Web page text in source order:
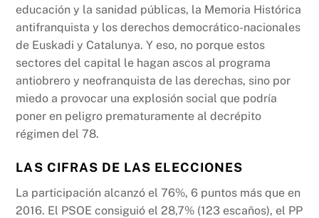
educación y la sanidad públicas, la Memoria Histórica
antifranquista y los derechos democrático-nacionales
de Euskadi y Catalunya. Y eso, no porque estos
sectores del capital le hagan ascos al programa
antiobrero y neofranquista de las derechas, sino por
miedo a provocar una explosión social que podría
poner en peligro prematuramente al decrépito
régimen del 78.
LAS CIFRAS DE LAS ELECCIONES
La participación alcanzó el 76%, 6 puntos más que en
2016. El PSOE consiguió el 28,7% (123 escaños), el PP